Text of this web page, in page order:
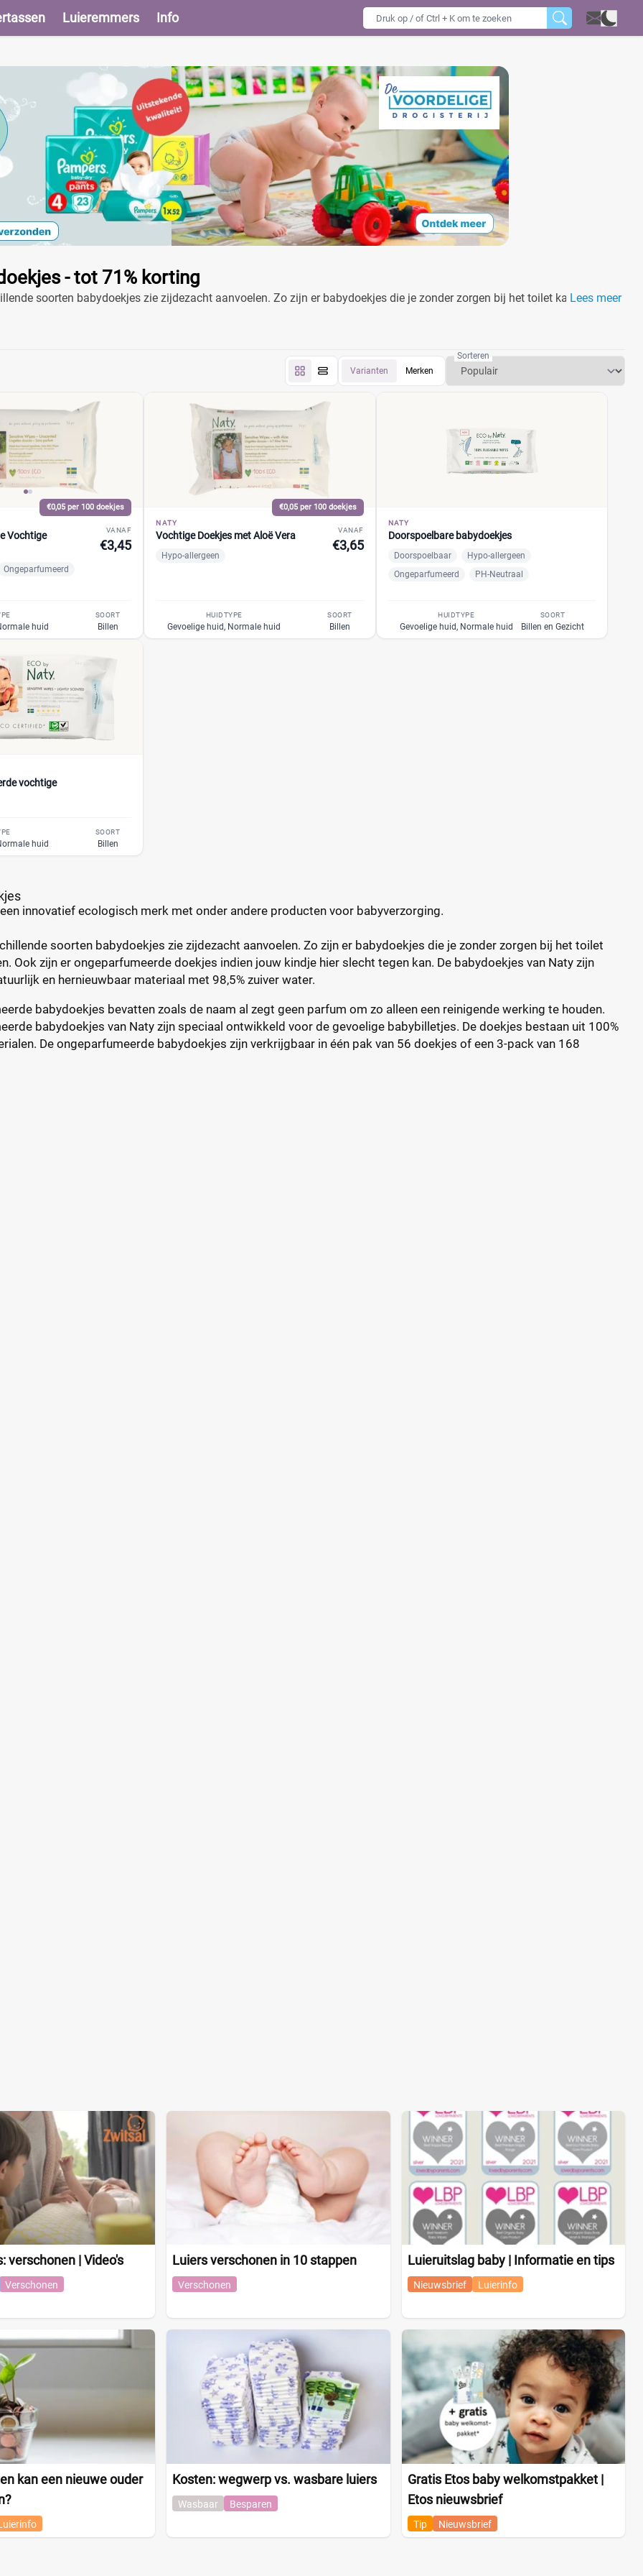
Luieremmers Info
- tot 71% korting
soorten babydoekjes zie zijdezacht aanvoelen. Zo zijn er babydoekjes die je zonder zorgen bij het toilet kan
zijn er ongeparfumeerde doekjes indien jouw kindje hier slecht tegen kan. De babydoekjes van Naty zijn gemaakt van
materiaal met 98,5% zuiver water. Vergelijk de aanbiedingen en bestel.
Lees meer
Varianten Merken
Sorteren
€0,05 per 100 doekjes
Vochtige
VANAF
€3,45
Ongeparfumeerd
huid
SOORT
Billen
€0,05 per 100 doekjes
NATY
Vochtige Doekjes met Aloë Vera VANAF
€3,65
Hypo-allergeen
HUIDTYPE
Gevoelige huid, Normale huid
SOORT
Billen
NATY
Doorspoelbare babydoekjes
Doorspoelbaar
Hypo-allergeen
Ongeparfumeerd
PH-Neutraal
HUIDTYPE
Gevoelige huid, Normale huid
SOORT
Billen en Gezicht
vochtige
huid
SOORT
Billen
innovatief ecologisch merk met onder andere producten voor babyverzorging.
soorten babydoekjes zie zijdezacht aanvoelen. Zo zijn er babydoekjes die je zonder zorgen bij het toilet
Ook zijn er ongeparfumeerde doekjes indien jouw kindje hier slecht tegen kan. De babydoekjes van Naty zijn
en hernieuwbaar materiaal met 98,5% zuiver water.
babydoekjes bevatten zoals de naam al zegt geen parfum om zo alleen een reinigende werking te houden.
babydoekjes van Naty zijn speciaal ontwikkeld voor de gevoelige babybilletjes. De doekjes bestaan uit 100%
De ongeparfumeerde babydoekjes zijn verkrijgbaar in één pak van 56 doekjes of een 3-pack van 168
verschonen | Video's
Verschonen
Luiers verschonen in 10 stappen
Verschonen
Luieruitslag baby | Informatie en tips
Nieuwsbrief Luierinfo
kan een nieuwe ouder
Kosten: wegwerp vs. wasbare luiers
Wasbaar Besparen
Gratis Etos baby welkomstpakket |
Etos nieuwsbrief
Tip Nieuwsbrief